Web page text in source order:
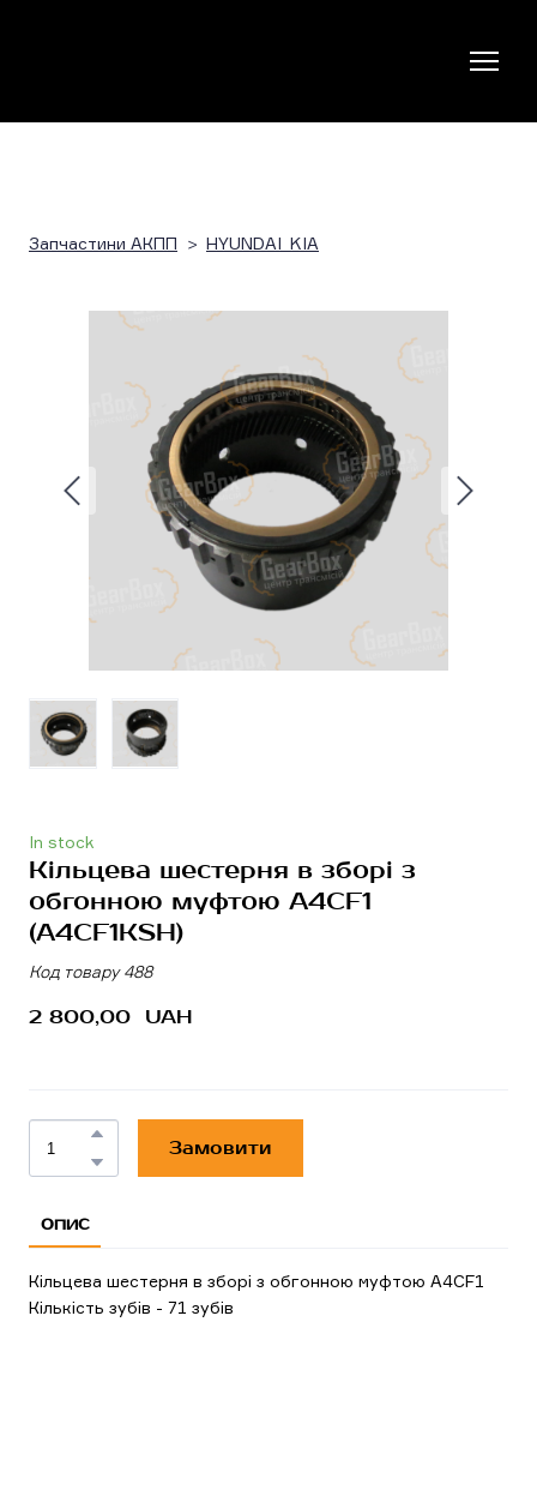
Запчастини АКПП HYUNDAI_KIA
In stock
Кільцева шестерня в зборі з
обгонною муфтою A4CF1
(A4CF1KSH)
Код товару 488
2 800,00  UAH
Замовити
ОПИС
Кільцева шестерня в зборі з обгонною муфтою A4CF1
Кількість зубів - 71 зубів